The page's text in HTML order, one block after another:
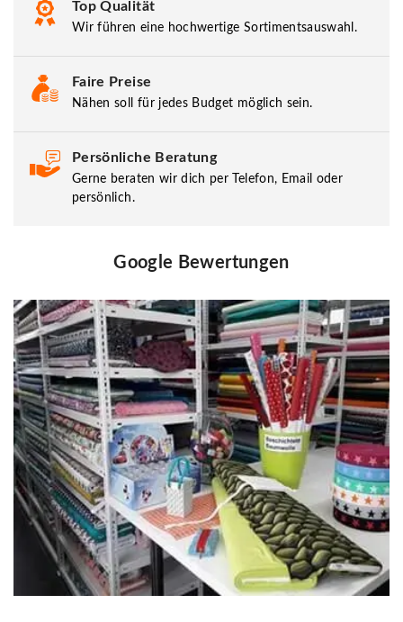
Top Qualität
Wir führen eine hochwertige Sortimentsauswahl.
Faire Preise
Nähen soll für jedes Budget möglich sein.
Persönliche Beratung
Gerne beraten wir dich per Telefon, Email oder
persönlich.
Google Bewertungen